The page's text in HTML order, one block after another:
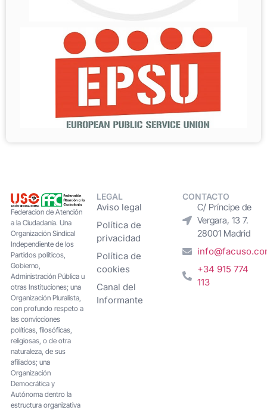
Federacion de Atención
a la Ciudadanía. Una
Organización Sindical
Independiente de los
Partidos políticos,
Gobierno,
Administración Pública u
otras Instituciones; una
Organización Pluralista,
con profundo respeto a
las convicciones
políticas, filosóficas,
religiosas, o de otra
naturaleza, de sus
afiliados; una
Organización
Democrática y
Autónoma dentro la
estructura organizativa
LEGAL
Aviso legal
Política de
privacidad
Política de
cookies
Canal del
Informante
CONTACTO
C/ Príncipe de
Vergara, 13 7.
28001 Madrid
+34 915 774
113